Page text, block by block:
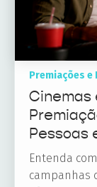
Premiações e
Cinemas
Pessoas
Entenda
campanhas